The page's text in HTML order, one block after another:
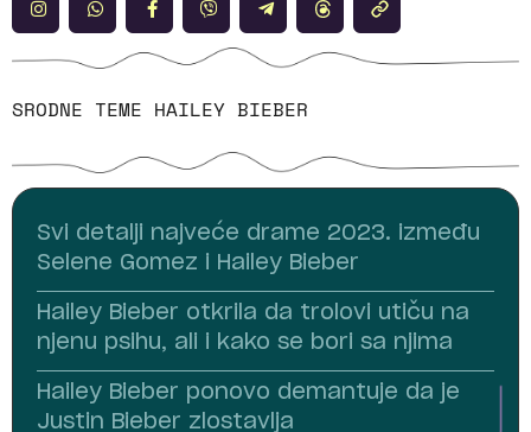
SRODNE TEME HAILEY BIEBER
Svi detalji najveće drame 2023. između
Selene Gomez i Hailey Bieber
Hailey Bieber otkrila da trolovi utiču na
njenu psihu, ali i kako se bori sa njima
Hailey Bieber ponovo demantuje da je
Justin Bieber zlostavlja